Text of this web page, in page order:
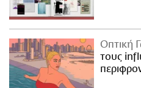
Οπτική
τους